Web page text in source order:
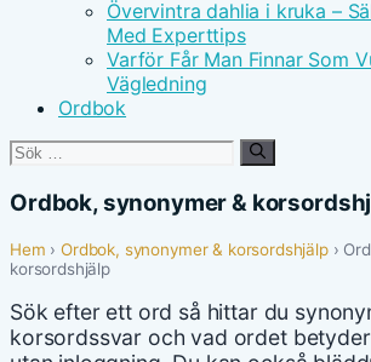
Övervintra dahlia i kruka –
Med Experttips
Varför Får Man Finnar Som
Vägledning
Ordbok
Sök
Ordbok, synonymer &
Hem ›Ordbok, synonymer & korsordshjälp›
korsordshjälp
Sök efter ett ord så hittar du
korsordssvar och vad ordet